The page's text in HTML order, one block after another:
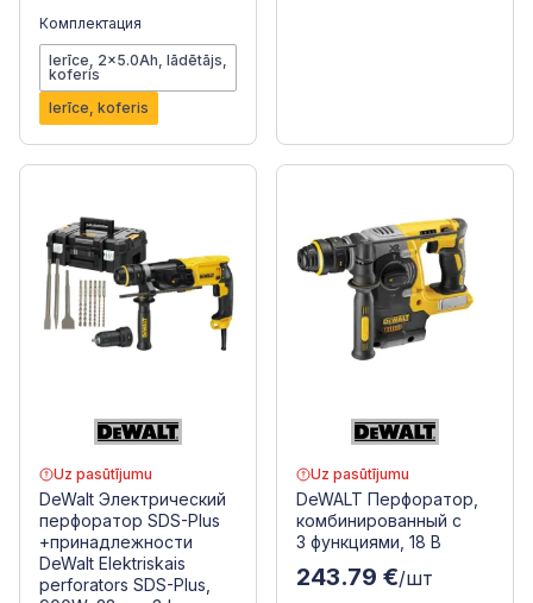
Комплектация
Ierīce, 2x5.0Ah, lādētājs,
koferis
Ierīce, koferis
Uz pasūtījumu
DeWalt Электрический
перфоратор SDS-Plus
+принадлежности
DeWalt Elektriskais
perforators SDS-Plus,
Uz pasūtījumu
DeWALT Перфоратор,
комбинированный с
3 функциями, 18 В
243.79 €/шт